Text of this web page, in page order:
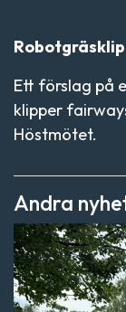
Ett förslag på
klipper
Höstmötet.
Andra